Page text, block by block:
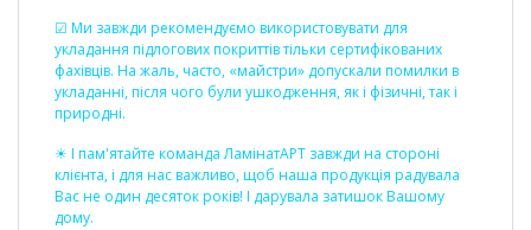
☑ Ми завжди рекомендуємо використовувати для
укладання підлогових покриттів тільки сертифікованих
фахівців. На жаль, часто, «майстри» допускали помилки в
укладанні, після чого були ушкодження, як і фізичні, так і
природні.
☀ І пам'ятайте команда ЛамінатАРТ завжди на стороні
клієнта, і для нас важливо, щоб наша продукція радувала
Вас не один десяток років! І дарувала затишок Вашому
дому.